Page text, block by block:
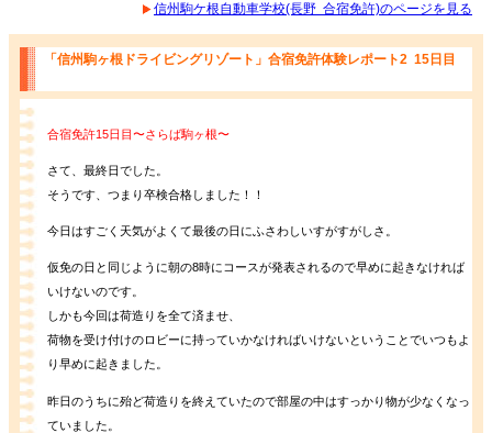
信州駒ケ根自動車学校(長野 合宿免許)のページを見る
「信州駒ヶ根ドライビングリゾート」合宿免許体験レポート2 15日目
合宿免許15日目〜さらば駒ヶ根〜
さて、最終日でした。
そうです、つまり卒検合格しました！！
今日はすごく天気がよくて最後の日にふさわしいすがすがしさ。
仮免の日と同じように朝の8時にコースが発表されるので早めに起きなければ
いけないのです。
しかも今回は荷造りを全て済ませ、
荷物を受け付けのロビーに持っていかなければいけないということでいつもよ
り早めに起きました。
昨日のうちに殆ど荷造りを終えていたので部屋の中はすっかり物が少なくなっ
ていました。